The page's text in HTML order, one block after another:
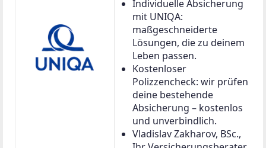
Individuelle Absicherung
mit UNIQA:
maßgeschneiderte
Lösungen, die zu deinem
Leben passen.
Kostenloser
Polizzencheck: wir prüfen
deine bestehende
Absicherung – kostenlos
und unverbindlich.
Vladislav Zakharov, BSc.,